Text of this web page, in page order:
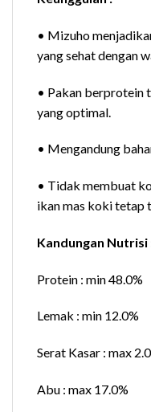
• Mizuho
yang sehat dengan
• Pakan berprotein
yang optimal.
• Mengandung
• Tidak membuat
ikan mas koki tetap
Kandungan Nutrisi
Protein : min 48.0%
Lemak : min 12.0%
Serat Kasar : max
Abu : max 17.0%